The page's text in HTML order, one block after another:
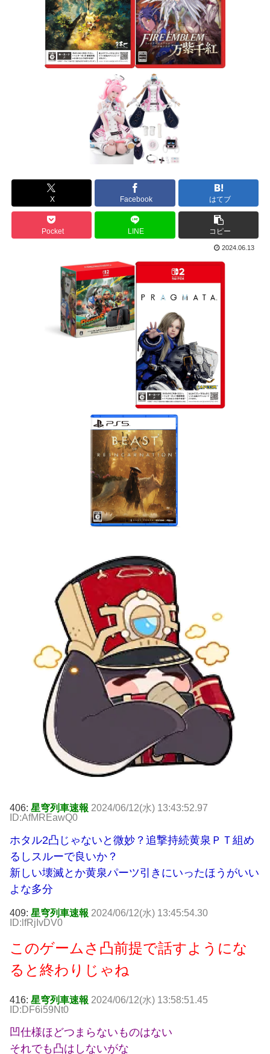
X Facebook はてブ
Pocket LINE コピー
2024.06.13
406: 星穹列車速報 2024/06/12(水) 13:43:52.97
ID:AfMREawQ0
ホタル2凸じゃないと微妙？追撃持続黄泉ＰＴ組め
るしスルーで良いか？
新しい壊滅とか黄泉パーツ引きにいったほうがいい
よな多分
409: 星穹列車速報 2024/06/12(水) 13:45:54.30
ID:lfRjIvDV0
このゲームさ凸前提で話すようにな
ると終わりじゃね
416: 星穹列車速報 2024/06/12(水) 13:58:51.45
ID:DF6i59Nt0
凹仕様ほどつまらないものはない
それでも凸はしないがな